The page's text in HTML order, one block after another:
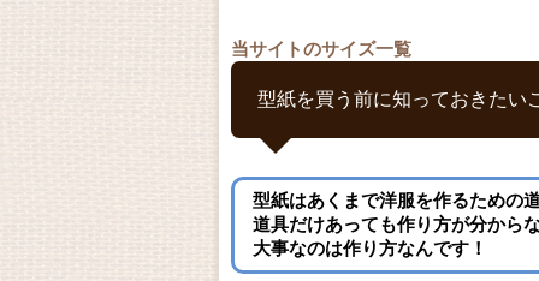
当サイトのサイズ一覧
型紙を買う前に知っておきたい
型紙はあくまで洋服を作るための
道具だけあっても作り方が分から
大事なのは作り方なんです！